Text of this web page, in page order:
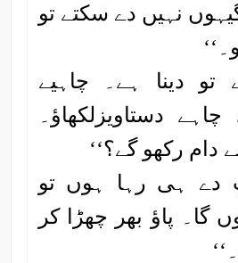
نہیں دے سکتے تو
تو دینا ہے۔ چاہیے
دستاویزلکھاؤ۔
رکھو گے؟‘‘
دے ہی رہا ہوں تو
گا۔ پاؤ بھر چھڑا کر